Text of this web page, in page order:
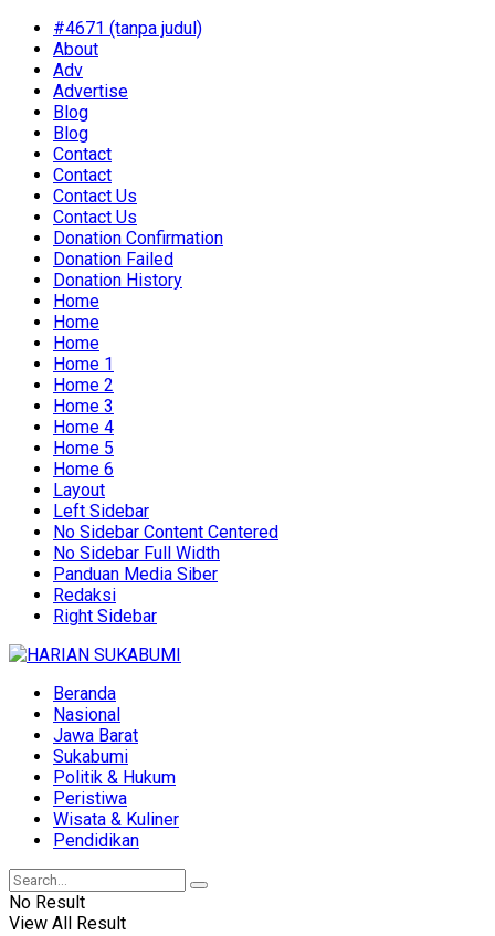
#4671 (tanpa judul)
About
Adv
Advertise
Blog
Blog
Contact
Contact
Contact Us
Contact Us
Donation Confirmation
Donation Failed
Donation History
Home
Home
Home
Home 1
Home 2
Home 3
Home 4
Home 5
Home 6
Layout
Left Sidebar
No Sidebar Content Centered
No Sidebar Full Width
Panduan Media Siber
Redaksi
Right Sidebar
Beranda
Nasional
Jawa Barat
Sukabumi
Politik & Hukum
Peristiwa
Wisata & Kuliner
Pendidikan
No Result
View All Result